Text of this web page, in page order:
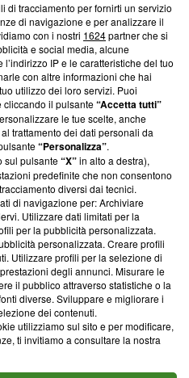
trasparenti su Blasting
e su come ci impegniamo a
la nostra aderenza a
Blasting News non è
ma ha richiesto di farne
effettuato una verifica di
Via Carlo Frasca, 3 - 6900
di tracciamento per fornirti un servizio
di navigazione e per analizzare il
con i nostri 1624partner che si
e social media, alcune
IP e le caratteristiche del tuo
con altre informazioni che hai
utilizzo dei loro servizi. Puoi
cliccando il pulsante“Accetta tutti”
le tue scelte, anche
trattamento dei dati personali da
“Personalizza”.
sul pulsante“X”in alto a destra),
predefinite che non consentono
diversi dai tecnici.
di navigazione per: Archiviare
Utilizzare dati limitati per la
per la pubblicità personalizzata.
personalizzata. Creare profili
Utilizzare profili per la selezione di
degli annunci. Misurare le
il pubblico attraverso statistiche o la
diverse. Sviluppare e migliorare i
dei contenuti.
utilizziamo sul sito e per modificare,
ti invitiamo a consultare la nostra